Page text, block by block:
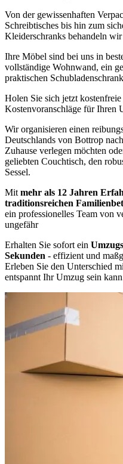
Von der gewissenhaften
Schreibtisches bis hin zum
Kleiderschranks behandeln
Ihre Möbel sind bei uns in
vollständige Wohnwand, ein
praktischen
Holen Sie sich jetzt
Kostenvoranschläge für Ihren
Wir organisieren einen
Deutschlands von Bottrop
Zuhause verlegen möchten
geliebten Couchtisch, den
Sessel.
Mit mehr als 12 Jahren
traditionsreichen
ein professionelles Team von
ungefähr
Erhalten Sie sofort ein
Sekunden - effizient und
Erleben Sie den Unterschied
entspannt Ihr Umzug sein